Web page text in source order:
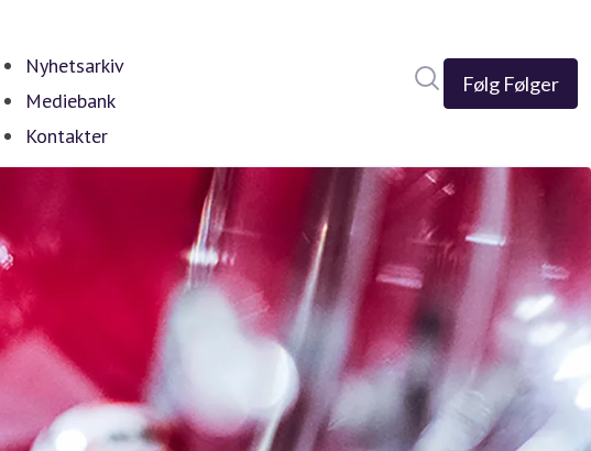
Nyhetsarkiv
Mediebank
Kontakter
Følg Følger